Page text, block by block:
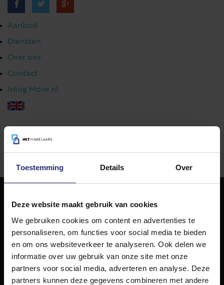
Toestemming Details Over
Deze website maakt gebruik van cookies
We gebruiken cookies om content en advertenties te
personaliseren, om functies voor social media te bieden
en om ons websiteverkeer te analyseren. Ook delen we
informatie over uw gebruik van onze site met onze
partners voor social media, adverteren en analyse. Deze
partners kunnen deze gegevens combineren met andere
Aanbod
Diensten
Over ons
Contact
Inlog Move.nl
023 303 54 44
NET Makelaars
NET Makelaars is een modern makelaarskantoor met
decennialange ervaring in het vak en diepgaande kennis
van de huizenmarkt in Haarlem en omstreken.
Volg ons op